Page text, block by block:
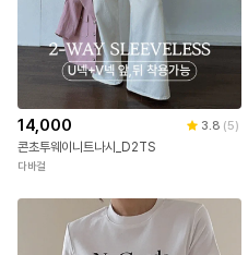
14,000 3.8 (5)
콘초투웨이니트나시_D2TS
다바걸